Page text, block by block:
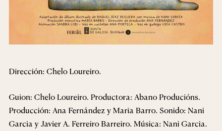
Dirección: Chelo Loureiro.
Guion: Chelo Loureiro. Productora: Abano Producións.
Producción: Ana Fernández y Maria Barro. Sonido: Nani
Garcia y Javier A. Ferreiro Barreiro. Música: Nani Garcia.